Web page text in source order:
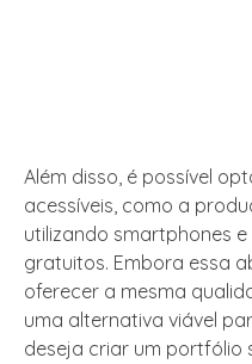
Além disso, é possível
acessíveis, como a
utilizando smartphones
gratuitos. Embora essa
oferecer a mesma
uma alternativa viável
deseja criar um portfólio